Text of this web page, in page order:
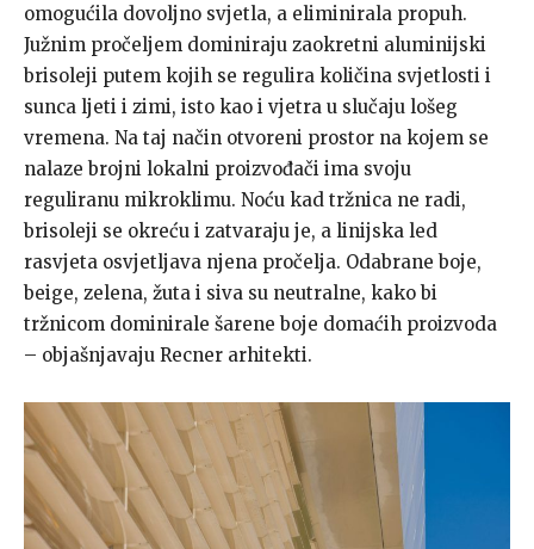
omogućila dovoljno svjetla, a eliminirala propuh.
Južnim pročeljem dominiraju zaokretni aluminijski
brisoleji putem kojih se regulira količina svjetlosti i
sunca ljeti i zimi, isto kao i vjetra u slučaju lošeg
vremena. Na taj način otvoreni prostor na kojem se
nalaze brojni lokalni proizvođači ima svoju
reguliranu mikroklimu. Noću kad tržnica ne radi,
brisoleji se okreću i zatvaraju je, a linijska led
rasvjeta osvjetljava njena pročelja. Odabrane boje,
beige, zelena, žuta i siva su neutralne, kako bi
tržnicom dominirale šarene boje domaćih proizvoda
– objašnjavaju Recner arhitekti.